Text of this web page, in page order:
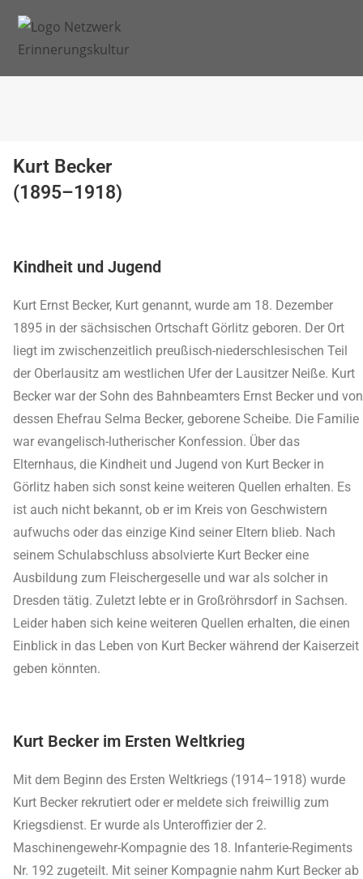
Kurt Becker
(1895–1918)
Kindheit und Jugend
Kurt Ernst Becker, Kurt genannt, wurde am 18. Dezember
1895 in der sächsischen Ortschaft Görlitz geboren. Der Ort
liegt im zwischenzeitlich preußisch-niederschlesischen Teil
der Oberlausitz am westlichen Ufer der Lausitzer Neiße. Kurt
Becker war der Sohn des Bahnbeamters Ernst Becker und von
dessen Ehefrau Selma Becker, geborene Scheibe. Die Familie
war evangelisch-lutherischer Konfession. Über das
Elternhaus, die Kindheit und Jugend von Kurt Becker in
Görlitz haben sich sonst keine weiteren Quellen erhalten. Es
ist auch nicht bekannt, ob er im Kreis von Geschwistern
aufwuchs oder das einzige Kind seiner Eltern blieb. Nach
seinem Schulabschluss absolvierte Kurt Becker eine
Ausbildung zum Fleischergeselle und war als solcher in
Dresden tätig. Zuletzt lebte er in Großröhrsdorf in Sachsen.
Leider haben sich keine weiteren Quellen erhalten, die einen
Einblick in das Leben von Kurt Becker während der Kaiserzeit
geben könnten.
Kurt Becker im Ersten Weltkrieg
Mit dem Beginn des Ersten Weltkriegs (1914–1918) wurde
Kurt Becker rekrutiert oder er meldete sich freiwillig zum
Kriegsdienst. Er wurde als Unteroffizier der 2.
Maschinengewehr-Kompagnie des 18. Infanterie-Regiments
Nr. 192 zugeteilt. Mit seiner Kompagnie nahm Kurt Becker ab